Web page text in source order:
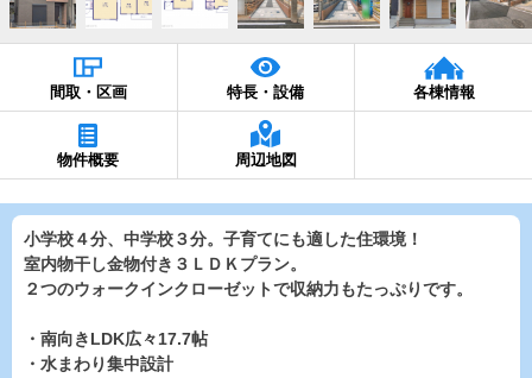
間取・区画 特長・設備 各棟情報
物件概要 周辺地図
小学校４分、中学校３分。子育てにも適した住環境！
室内物干し金物付き３ＬＤＫプラン。
２つのウォークインクローゼットで収納力もたっぷりです。
・南向きLDK広々17.7帖
・水まわり集中設計